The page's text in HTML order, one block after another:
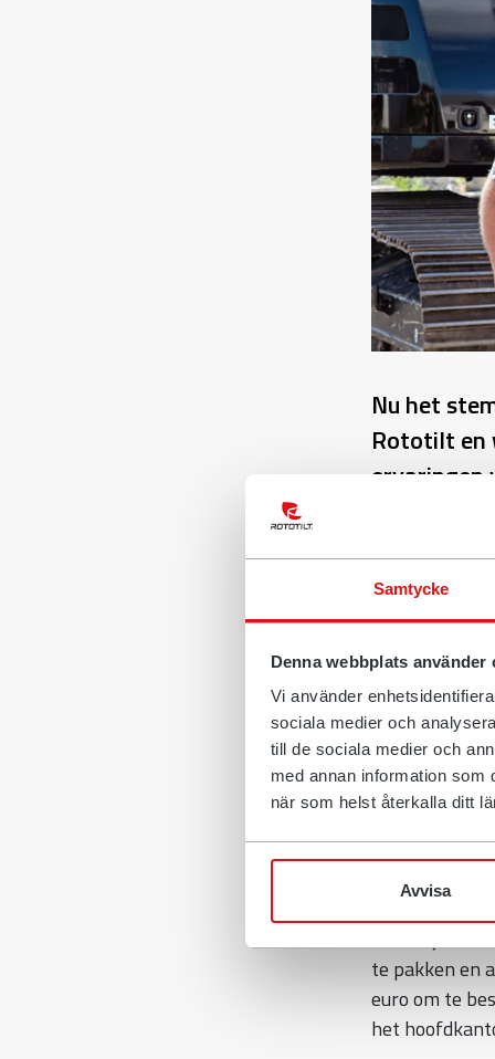
Samtycke
Denna webbplats använder
Vi använder
sociala medier och
till de sociala medier och
med annan information som
när som helst återkalla ditt
Avvisa
Nu het
Rototilt en
ervaringen
Excavator
en de
waarop
Lafontaine uit
"Ik was blij
dat ik de top
was
In zijn video
te pakken en
euro om te
het